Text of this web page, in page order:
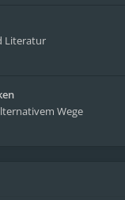
Literatur
Wege